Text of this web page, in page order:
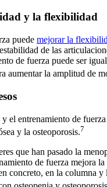
y la flexibilidad
puede mejorar la
de las
de fuerza puede ser
aumentar la amplitud de
el entrenamiento de
y la osteoporosis.7
que han pasado la
de fuerza mejora la
concreto, en la columna y